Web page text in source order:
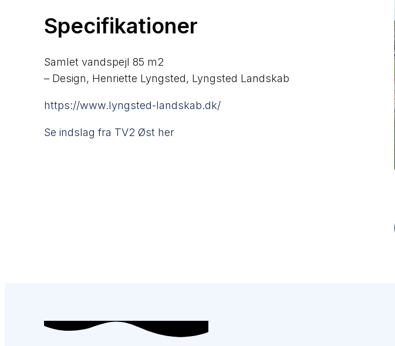
Specifikationer​
Samlet vandspejl 85 m2
– Design, Henriette Lyngsted, Lyngsted Landskab
https://www.lyngsted-landskab.dk/
Se indslag fra TV2 Øst her